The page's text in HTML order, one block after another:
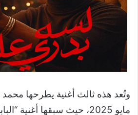
وتُعد هذه ثالث أغنية يطرحها
مايو 2025، حيث سبقها أغنية